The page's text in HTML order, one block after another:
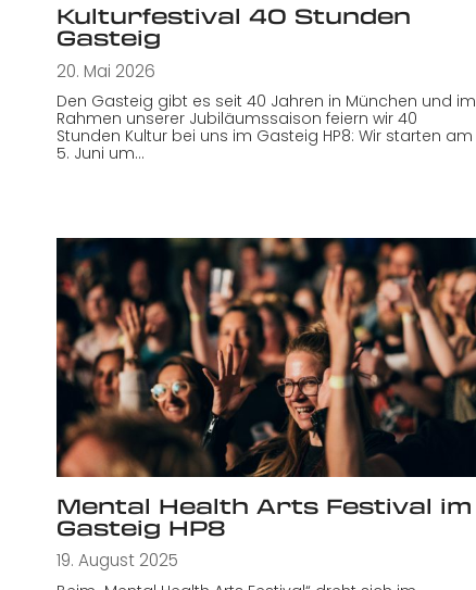
Kulturfestival 40 Stunden
Gasteig
20. Mai 2026
Den Gasteig gibt es seit 40 Jahren in München und im
Rahmen unserer Jubiläumssaison feiern wir 40
Stunden Kultur bei uns im Gasteig HP8: Wir starten am
5. Juni um…
Mental Health Arts Festival im
Gasteig HP8
19. August 2025